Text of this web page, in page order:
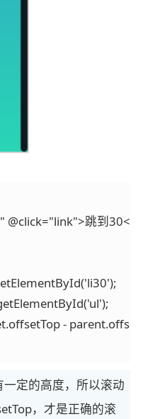
@click="link">跳到30</
定的高度，所以滚动
，才是正确的滚